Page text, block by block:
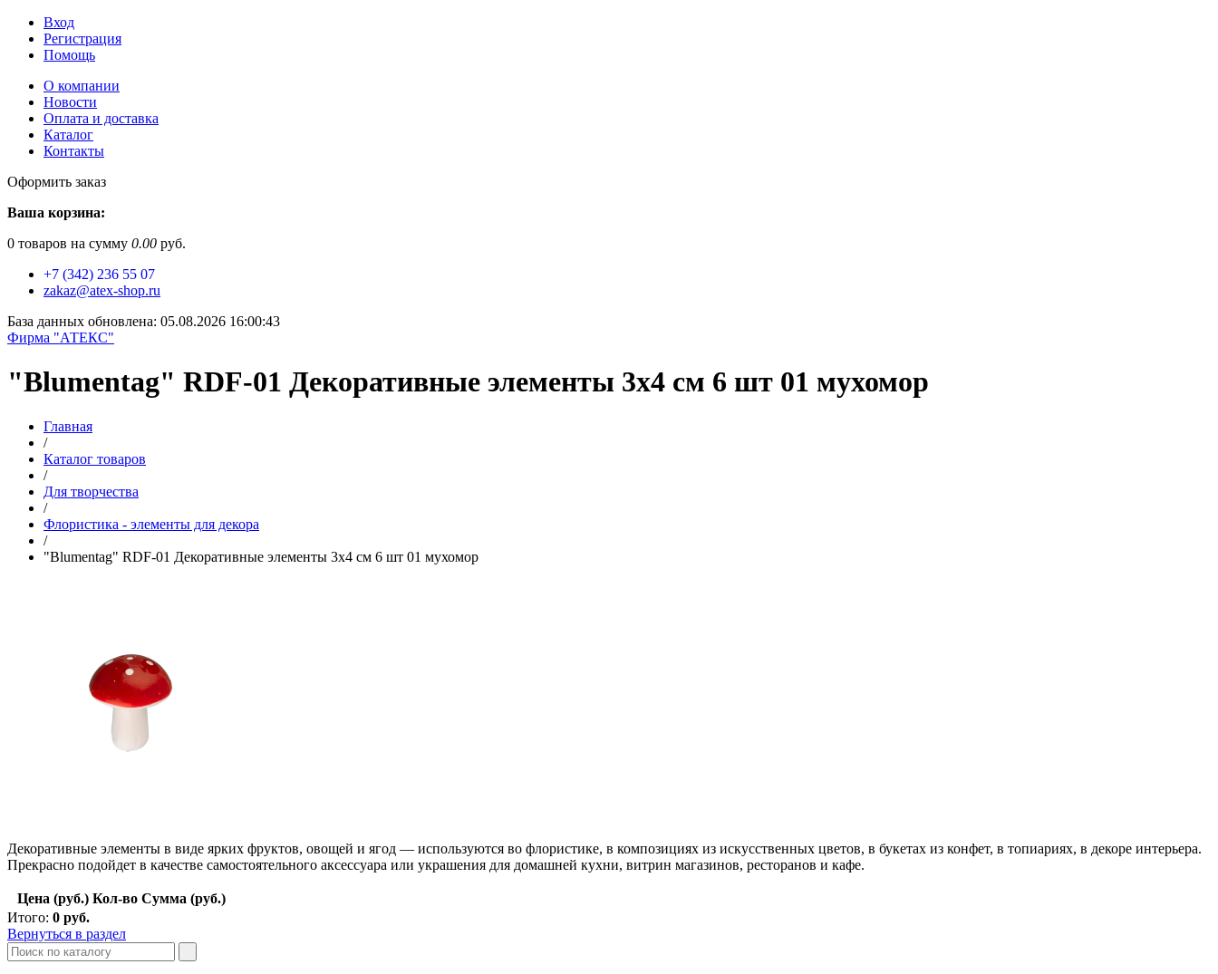
Вход
Регистрация
Помощь
О компании
Новости
Оплата и доставка
Каталог
Контакты
Оформить заказ
Ваша корзина:
0 товаров на сумму 0.00 руб.
+7 (342) 236 55 07
zakaz@atex-shop.ru
База данных обновлена: 05.08.2026 16:00:43
Фирма "АТЕКС"
"Blumentag" RDF-01 Декоративные элементы 3x4 см 6 шт 01 мухомор
Главная
/
Каталог товаров
/
Для творчества
/
Флористика - элементы для декора
/
"Blumentag" RDF-01 Декоративные элементы 3x4 см 6 шт 01 мухомор
Декоративные элементы в виде ярких фруктов, овощей и ягод — используются во флористике, в композициях из искусственных цветов, в букетах из конфет, в топиариях, в декоре интерьера.
Прекрасно подойдет в качестве самостоятельного аксессуара или украшения для домашней кухни, витрин магазинов, ресторанов и кафе.
Цена (руб.) Кол-во Сумма (руб.)
Итого: 0 руб.
Вернуться в раздел